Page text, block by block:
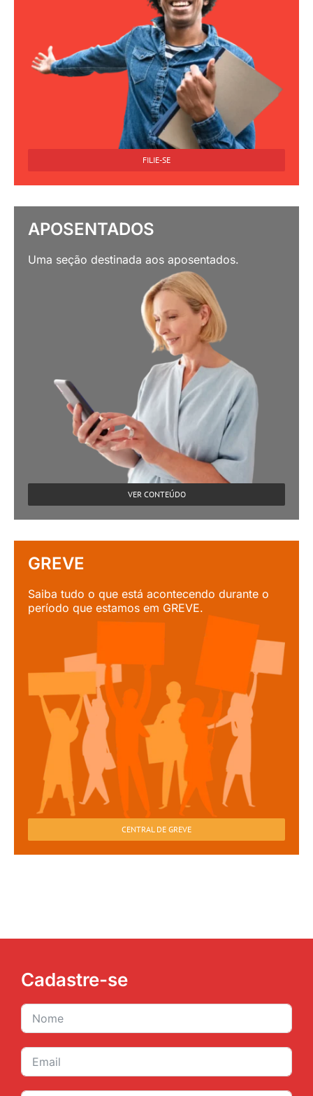
FILIE-SE
APOSENTADOS
Uma seção destinada aos aposentados.
VER CONTEÚDO
GREVE
Saiba tudo o que está acontecendo durante o
período que estamos em GREVE.
CENTRAL DE GREVE
Cadastre-se